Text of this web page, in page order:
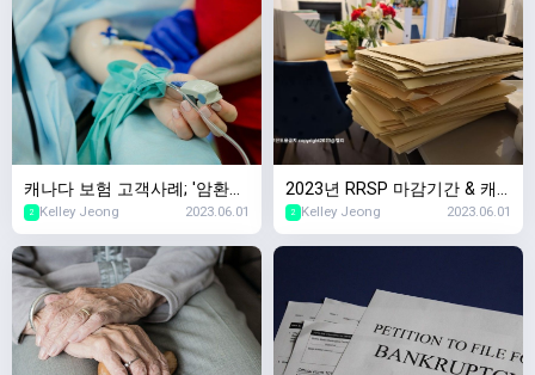
캐나다 보험 고객사례; '암환자
였는데 살아남았어요. 보험가
입이 되나요?'
2 Kelley Jeong 2023.06.01
2023년 RRSP 마감기간 & 캐
나다 세금신고 마감기간 안내
2 Kelley Jeong 2023.06.01